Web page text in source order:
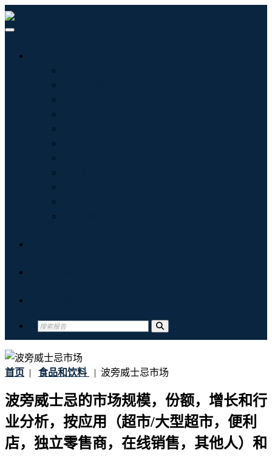
首页 | 食品和饮料 | 波旁威士忌市场
波旁威士忌的市场规模，份额，增长和行
业分析，按应用（超市/大型超市，便利
店，独立零售商，在线销售，其他人）和